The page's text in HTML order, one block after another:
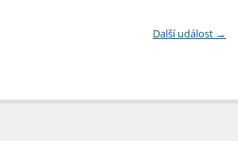
Další událost →